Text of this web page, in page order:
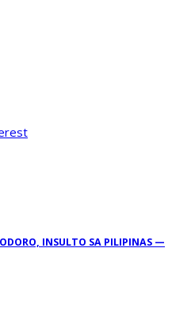
INSULTO SA PILIPINAS —